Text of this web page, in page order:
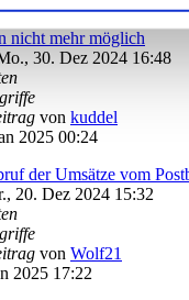
in
nicht mehr möglich
30. Dez 2024 16:48
von kuddel
2025 00:24
der Umsätze vom
20. Dez 2024 15:32
von Wolf21
2025 17:22